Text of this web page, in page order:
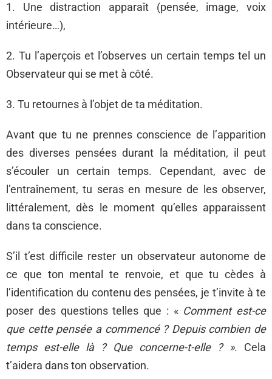
1. Une distraction apparaît (pensée, image, voix
intérieure…),
2. Tu l’aperçois et l’observes un certain temps tel un
Observateur qui se met à côté.
3. Tu retournes à l’objet de ta méditation.
Avant que tu ne prennes conscience de l’apparition
des diverses pensées durant la méditation, il peut
s’écouler un certain temps. Cependant, avec de
l’entraînement, tu seras en mesure de les observer,
littéralement, dès le moment qu’elles apparaissent
dans ta conscience.
S’il t’est difficile rester un observateur autonome de
ce que ton mental te renvoie, et que tu cèdes à
l’identification du contenu des pensées, je t’invite à te
poser des questions telles que : « Comment est-ce
que cette pensée a commencé ? Depuis combien de
temps est-elle là ? Que concerne-t-elle ? ». Cela
t’aidera dans ton observation.